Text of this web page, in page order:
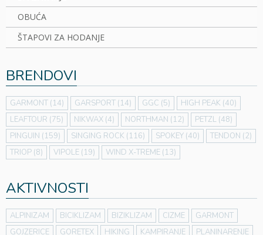
OBUĆA
ŠTAPOVI ZA HODANJE
BRENDOVI
GARMONT (14) GARSPORT (14) GGC (5) HIGH PEAK (40)
LEAFTOUR (75) NIKWAX (4) NORTHMAN (12) PETZL (48)
PINGUIN (159) SINGING ROCK (116) SPOKEY (40) TENDON (2)
TRIOP (8) VIPOLE (19) WIND X-TREME (13)
AKTIVNOSTI
ALPINIZAM BICIKLIZAM BIZIKLIZAM CIZME
GARMONT
GOJZERICE
GORETEX HIKING KAMPIRANJE PLANINARENJE